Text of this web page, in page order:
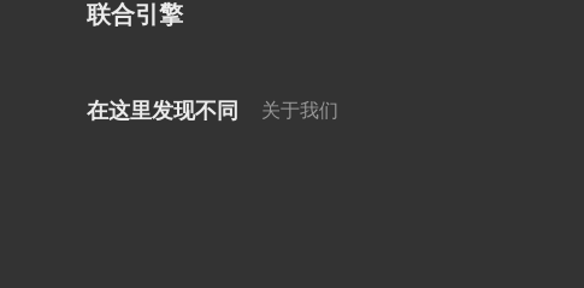
联合引擎
在这里发现不同 关于我们